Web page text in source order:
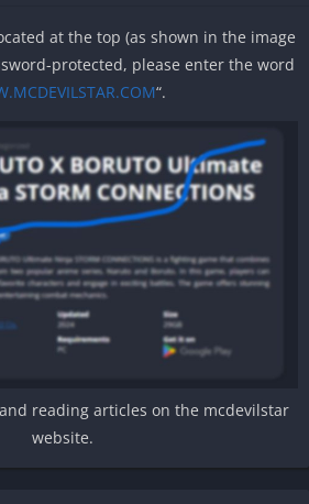
at the top (as shown in the image
protected, please enter the word
“.
reading articles on the mcdevilstar
website.